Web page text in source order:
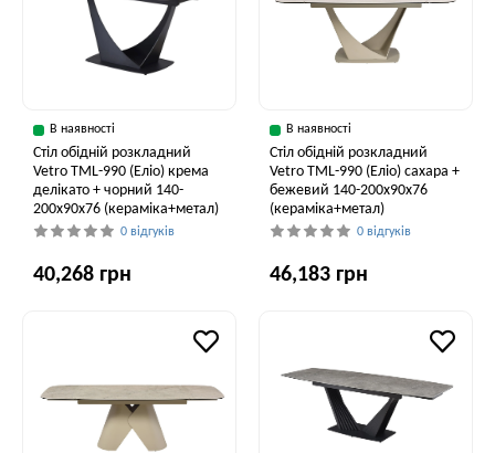
В наявності
Стіл обідній розкладний
Vetro TML-990 (Еліо) крема
делікато + чорний 140-
200x90x76 (кераміка+метал)
0 відгуків
40,268 грн
В наявності
Стіл обідній розкладний
Vetro ТМL-990 (Еліо) сахара +
бежевий 140-200x90x76
(кераміка+метал)
0 відгуків
46,183 грн